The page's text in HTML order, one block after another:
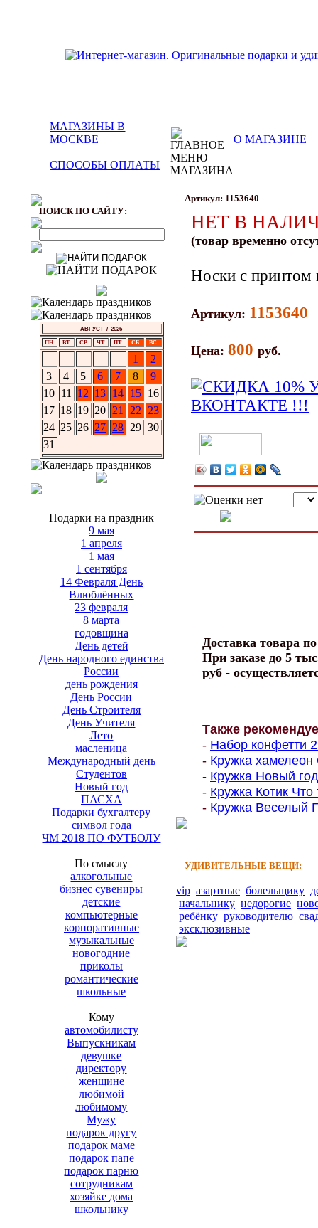
МАГАЗИНЫ В
МОСКВЕ
О МАГАЗИНЕ
СПОСОБЫ ОПЛАТЫ
ПОИСК ПО САЙТУ:
АВГУСТ / 2026
ПН ВТ СР ЧТ ПТ СБ ВС
1
2
3
4 5 6 7 8
9
10 11 12 13 14 15 16
17 18 19 20 21 22
23
24 25 26 27 28 29 30
31
Подарки на праздник
9 мая
1 апреля
1 мая
1 сентября
14 Февраля День
Влюблённых
23 февраля
8 марта
годовщина
День детей
День народного единства
России
день рождения
День России
День Строителя
День Учителя
Лето
масленица
Международный день
Студентов
Новый год
ПАСХА
Подарки бухгалтеру
символ года
ЧМ 2018 ПО ФУТБОЛУ
По смыслу
алкогольные
бизнес сувениры
детские
компьютерные
корпоративные
музыкальные
новогодние
приколы
романтические
школьные
Кому
автомобилисту
Выпускникам
девушке
директору
женщине
любимой
любимому
Мужу
подарок другу
подарок маме
подарок папе
подарок парню
сотрудникам
хозяйке дома
школьнику
Артикул: 1153640
НЕТ В
(товар временно
Носки с принтом
Артикул: 1153640
Цена: 800 руб.
Доставка товара
При заказе до 5
руб -
Также
- Набор конфетти
- Кружка
- Кружка Новый
- Кружка Котик
- Кружка Веселый
УДИВИТЕЛЬНЫЕ ВЕЩИ:
vip азартные болельщику
начальнику недорогие
ребёнку руководителю
эксклюзивные